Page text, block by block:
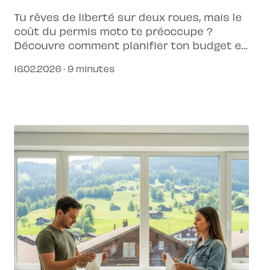
Tu rêves de liberté sur deux roues, mais le
coût du permis moto te préoccupe ?
Découvre comment planifier ton budget et
Suisse.
16.02.2026 · 9 minutes